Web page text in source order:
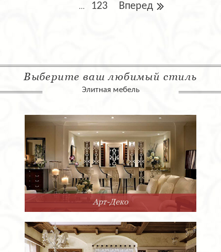
... 123 Вперед
Выберите ваш любимый стиль
Элитная мебель
Арт-Деко